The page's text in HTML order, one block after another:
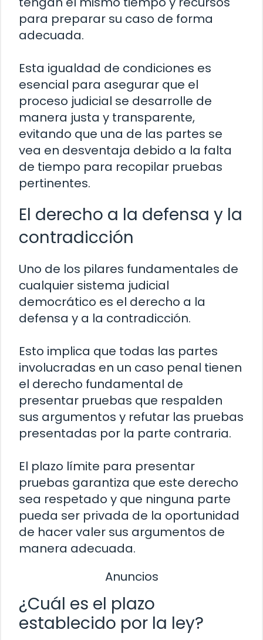
para preparar su caso de forma
adecuada.
Esta igualdad de condiciones es
esencial para asegurar que el
proceso judicial se desarrolle de
manera justa y transparente,
evitando que una de las partes se
vea en desventaja debido a la falta
de tiempo para recopilar pruebas
pertinentes.
El derecho a la defensa y la
contradicción
Uno de los pilares fundamentales de
cualquier sistema judicial
democrático es el derecho a la
defensa y a la contradicción.
Esto implica que todas las partes
involucradas en un caso penal tienen
el derecho fundamental de
presentar pruebas que respalden
sus argumentos y refutar las pruebas
presentadas por la parte contraria.
El plazo límite para presentar
pruebas garantiza que este derecho
sea respetado y que ninguna parte
pueda ser privada de la oportunidad
de hacer valer sus argumentos de
manera adecuada.
Anuncios
¿Cuál es el plazo
establecido por la ley?